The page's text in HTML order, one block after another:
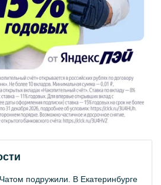
подружили. В Екатеринбурге